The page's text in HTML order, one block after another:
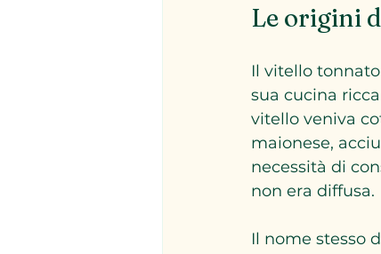
Le origini
Il vitello
sua cucina
vitello veniva
maionese,
necessità di
non era diffusa.
Il nome stesso